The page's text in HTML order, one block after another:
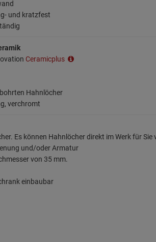
und kratzfest
Ceramicplus
Hahnlöcher
verchromt
Es können Hahnlöcher direkt im Werk für Sie
und/oder Armatur
von 35 mm.
einbaubar